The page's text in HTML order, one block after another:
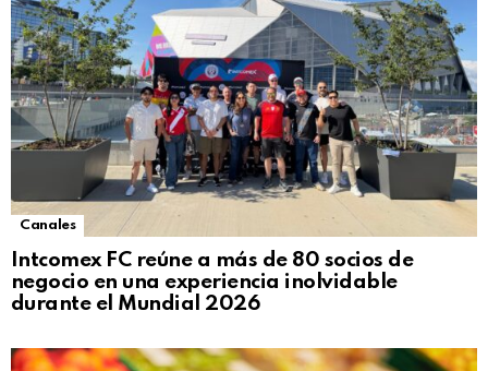
Canales
Intcomex FC reúne a más de 80 socios de
negocio en una experiencia inolvidable
durante el Mundial 2026